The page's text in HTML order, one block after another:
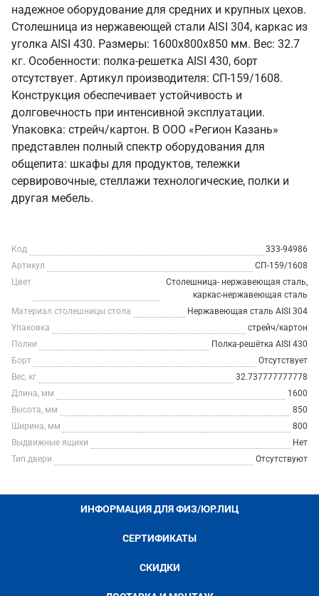
надежное оборудование для средних и крупных цехов.
Столешница из нержавеющей стали AISI 304, каркас из
уголка AISI 430. Размеры: 1600x800x850 мм. Вес: 32.7
кг. Особенности: полка-решетка AISI 430, борт
отсутствует. Артикул производителя: СП-159/1608.
Конструкция обеспечивает устойчивость и
долговечность при интенсивной эксплуатации.
Упаковка: стрейч/картон. В ООО «Регион Казань»
представлен полный спектр оборудования для
общепита: шкафы для продуктов, тележки
сервировочные, стеллажи технологические, полки и
другая мебель.
Код
333-94986
Артикул
СП-159/1608
Цвет
Столешница- нержавеющая сталь,
каркас-нержавеющая сталь
Материал столешницы стола
Нержавеющая сталь AISI 304
Упаковка
стрейч/картон
Полки
Полка-решётка AISI 430
Борт
Отсутствует
Вес, кг
32.737777777778
Длина, мм
1600
Высота, мм
850
Ширина, мм
800
Выдвижные ящики
Нет
Тип двери
Отсутствуют
ИНФОРМАЦИЯ ДЛЯ ФИЗ/ЮР.ЛИЦ
СЕРТИФИКАТЫ
СКИДКИ